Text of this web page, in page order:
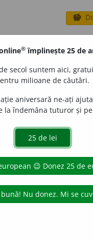
savings
694688:
DEX
® împlinește 25 de
secol suntem aici,
milioane de căutări.
aniversară ne-ați
la îndemâna tuturor și